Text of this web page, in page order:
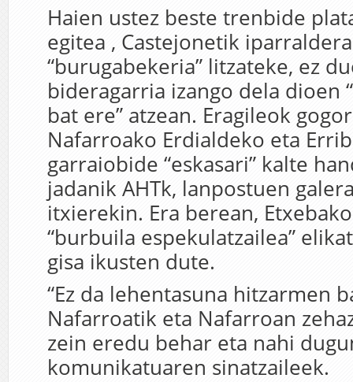
Haien ustez beste trenbide
egitea , Castejonetik
“burugabekeria” litzateke, ez
bideragarria izango dela dioen
bat ere” atzean. Eragileok
Nafarroako Erdialdeko eta
garraiobide “eskasari” kalte
jadanik AHTk, lanpostuen
itxierekin. Era berean,
“burbuila espekulatzailea”
gisa ikusten dute.
“Ez da lehentasuna hitzarmen
Nafarroatik eta Nafarroan
zein eredu behar eta nahi
komunikatuaren sinatzaileek.